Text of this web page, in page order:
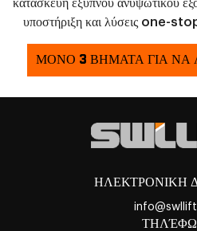
κατασκευή έξυπνου ανυψωτικού
υποστήριξη και λύσεις one-
ΜΟΝΟ 3 ΒΗΜΑΤΑ ΓΙΑ ΝΑ
ΗΛΕΚΤΡΟΝΙΚΗ